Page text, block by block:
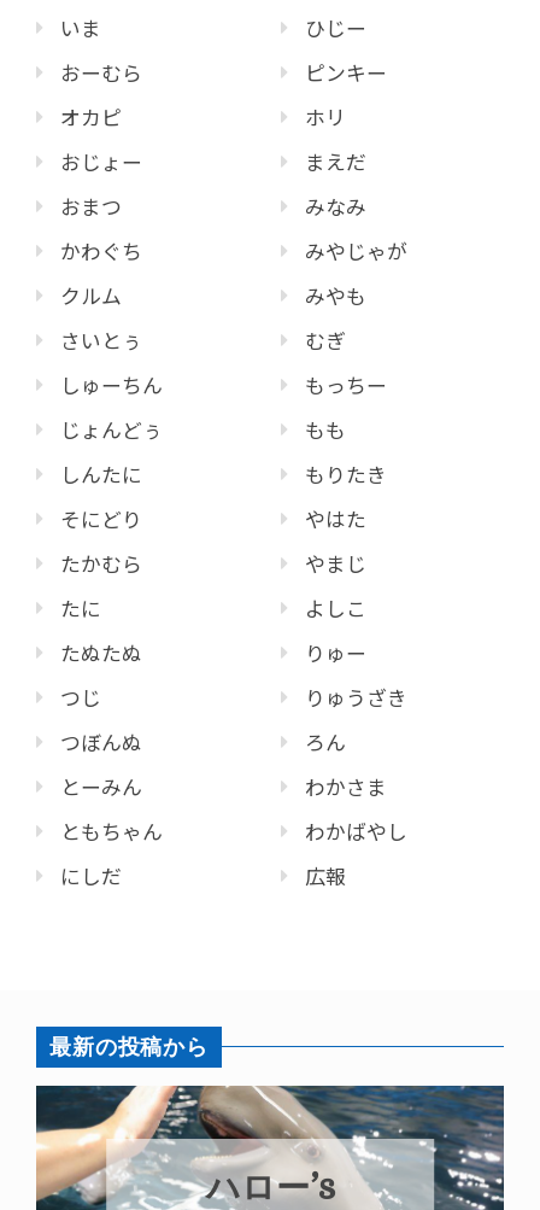
いま
おーむら
オカピ
おじょー
おまつ
かわぐち
クルム
さいとぅ
しゅーちん
じょんどぅ
しんたに
そにどり
たかむら
たに
たぬたぬ
つじ
つぼんぬ
とーみん
ともちゃん
にしだ
ひじー
ピンキー
ホリ
まえだ
みなみ
みやじゃが
みやも
むぎ
もっちー
もも
もりたき
やはた
やまじ
よしこ
りゅー
りゅうざき
ろん
わかさま
わかばやし
広報
最新の投稿から
ハロー’s